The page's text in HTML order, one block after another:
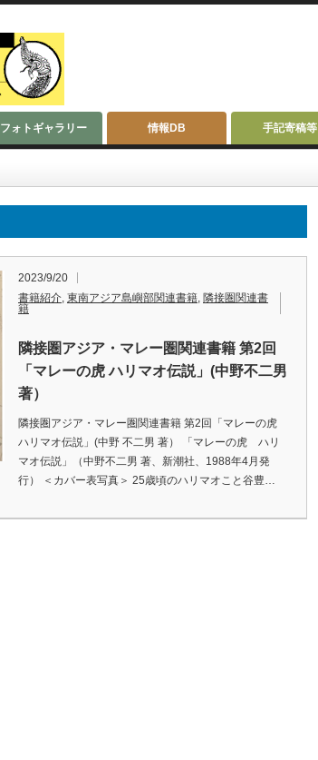
フォトギャラリー 情報DB 手記寄稿等
2023/9/20
書籍紹介, 東南アジア島嶼部関連書籍, 隣接圏関連書
籍
隣接圏アジア・マレー圏関連書籍 第2回
「マレーの虎 ハリマオ伝説」(中野不二男
著）
隣接圏アジア・マレー圏関連書籍 第2回「マレーの虎
ハリマオ伝説」(中野 不二男 著） 「マレーの虎 ハリ
マオ伝説」（中野不二男 著、新潮社、1988年4月発
行） ＜カバー表写真＞ 25歳頃のハリマオこと谷豊…